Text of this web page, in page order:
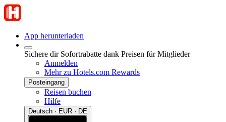
App herunterladen
Sichere dir Sofortrabatte dank Preisen für Mitglieder
Anmelden
Mehr zu Hotels.com Rewards
Posteingang
Reisen buchen
Hilfe
Deutsch · EUR · DE